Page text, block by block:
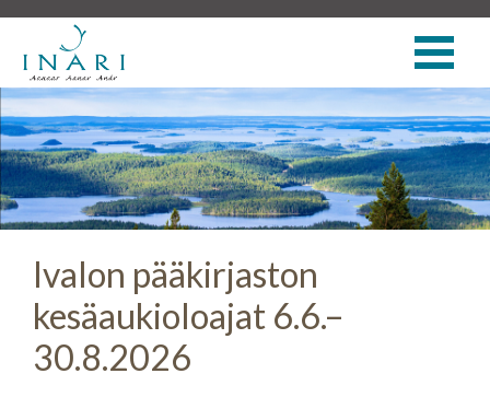
Ivalon pääkirjaston
kesäaukioloajat 6.6.–
30.8.2026